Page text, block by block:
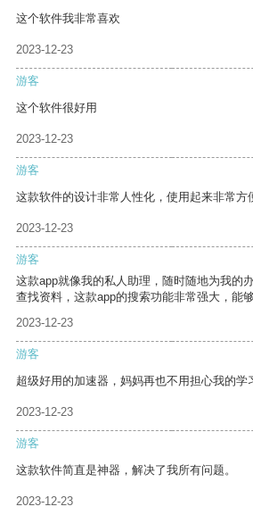
这个软件我非常喜欢
2023-12-23
游客
这个软件很好用
2023-12-23
游客
这款软件的设计非常人性化，使用起来非常方
2023-12-23
游客
这款app就像我的私人助理，随时随地为我的
查找资料，这款app的搜索功能非常强大，能
2023-12-23
游客
超级好用的加速器，妈妈再也不用担心我的学
2023-12-23
游客
这款软件简直是神器，解决了我所有问题。
2023-12-23